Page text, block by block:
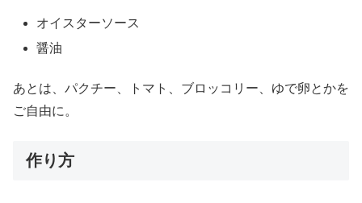
オイスターソース
醤油
あとは、パクチー、トマト、ブロッコリー、ゆで卵とかを
ご自由に。
作り方